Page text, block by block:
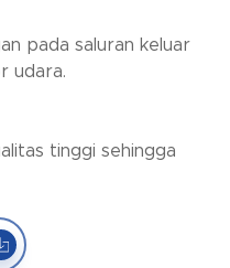
pada saluran keluar
udara.
tinggi sehingga